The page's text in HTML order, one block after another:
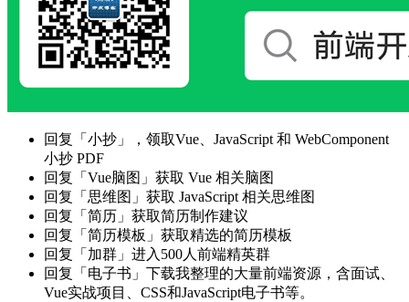
回复「小抄」，领取Vue、JavaScript 和 WebComponent
小抄 PDF
回复「Vue脑图」获取 Vue 相关脑图
回复「思维图」获取 JavaScript 相关思维图
回复「简历」获取简历制作建议
回复「简历模板」获取精选的简历模板
回复「加群」进入500人前端精英群
回复「电子书」下载我整理的大量前端资源，含面试、
Vue实战项目、CSS和JavaScript电子书等。